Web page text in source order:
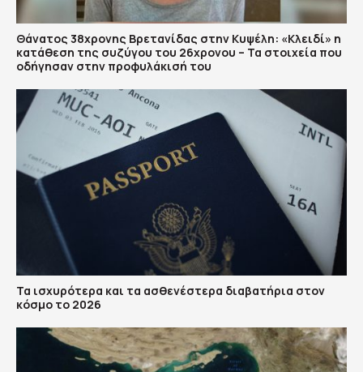
Θάνατος 38χρονης Βρετανίδας στην Κυψέλη: «Κλειδί» η
κατάθεση της συζύγου του 26χρονου – Τα στοιχεία που
οδήγησαν στην προφυλάκισή του
Τα ισχυρότερα και τα ασθενέστερα διαβατήρια στον
κόσμο το 2026